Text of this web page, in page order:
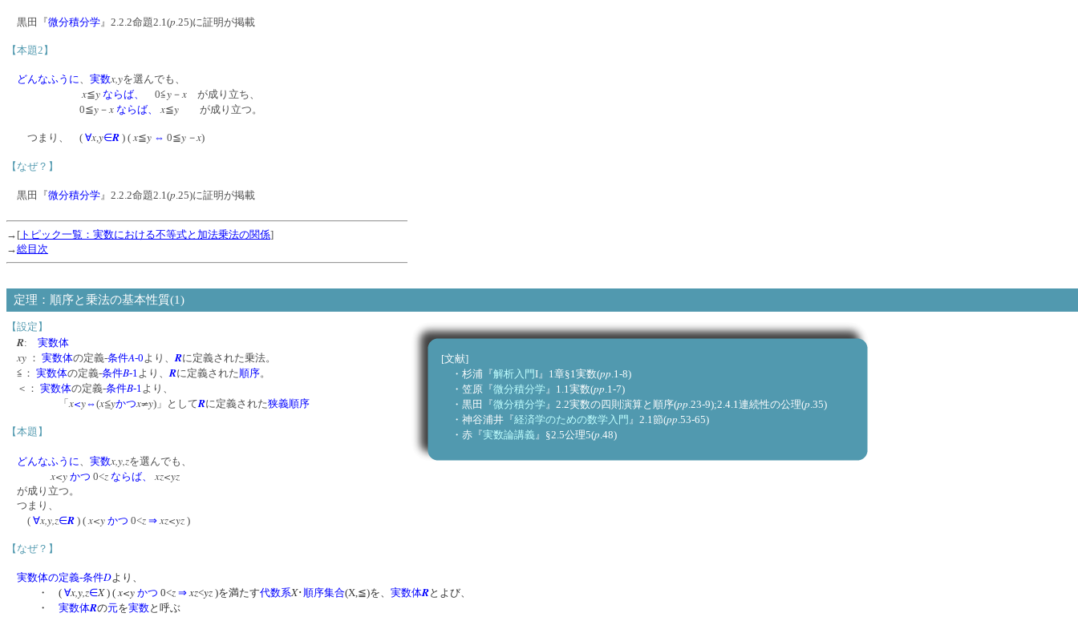
黒田『微分積分学 』2.2.2命題2.1(p .25)に証明が掲載
【本題2】
どんなふうに、 実数x,yを選んでも、
x≦y ならば、 0≦y －x が成り立ち、
0≦y －x ならば、 x≦y が成り立つ。
つまり、 ( ∀x,y∈R ) (x≦y ⇔ 0≦y－x)
【なぜ？】
黒田『微分積分学 』2.2.2命題2.1(p .25)に証明が掲載
→[ トピック一覧：実数における不等式と加法乗法の関係]
→総目次
定理：順序と乗法の基本性質(1)
【設定】
R: 実数体
xy ： 実数体の定義‐条件A-0 より、 Rに定義された乗法。
≦： 実数体の定義‐条件B-1 より、 Rに定義された 順序。
＜： 実数体の定義‐条件B-1 より、
「 x<y ⇔ (x≦yかつx≠y)」としてRに定義された狭義順序
【本題】
どんなふうに 実数x,y,zを選んでも、
x<y かつ 0<z ならば、 xz<yz
が成り立つ。
つまり、
( ∀x,y,z∈R ) ( x<y かつ 0<z ⇒ xz<yz )
【なぜ？】
[文献]
・杉浦『解析入門I』1章§1実数(pp.1-8)
・笠原『微分積分学』1.1実数(pp.1-7)
・黒田『微分積分学』2.2実数の四則演算と順序(pp.23-9);2.4.1連続性の公理(p.35)
・神谷浦井『経済学のための数学入門 』2.1節(pp.53-65)
・赤『実数論講義 』§2.5公理5(p.48)
実数体の定義‐条件Dより、
・ ( ∀x,y,z∈X) (x<y かつ 0<z ⇒ xz<yz )を満たす代数系X･ 順序集合(X,≦)を、 実数体Rとよび、
・ 実数体Rの元を実数と呼ぶ